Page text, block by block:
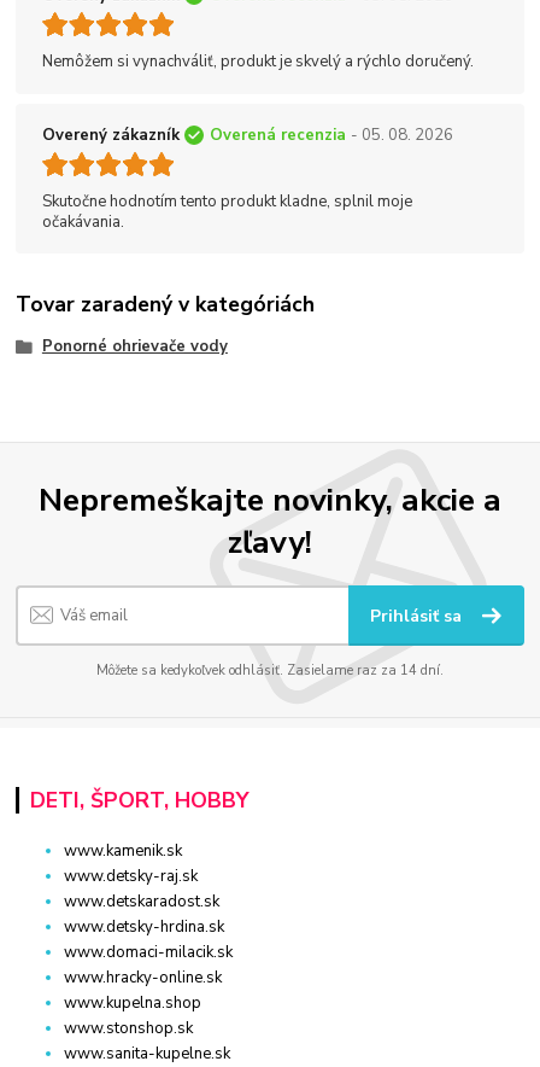
Nemôžem si vynachváliť, produkt je skvelý a rýchlo doručený.
Overený zákazník Overená recenzia - 05. 08. 2026
Skutočne hodnotím tento produkt kladne, splnil moje
očakávania.
Tovar zaradený v kategóriách
Ponorné ohrievače vody
Nepremeškajte novinky, akcie a
zľavy!
Prihlásiť sa
Môžete sa kedykoľvek odhlásiť. Zasielame raz za 14 dní.
DETI, ŠPORT, HOBBY
www.kamenik.sk
www.detsky-raj.sk
www.detskaradost.sk
www.detsky-hrdina.sk
www.domaci-milacik.sk
www.hracky-online.sk
www.kupelna.shop
www.stonshop.sk
www.sanita-kupelne.sk